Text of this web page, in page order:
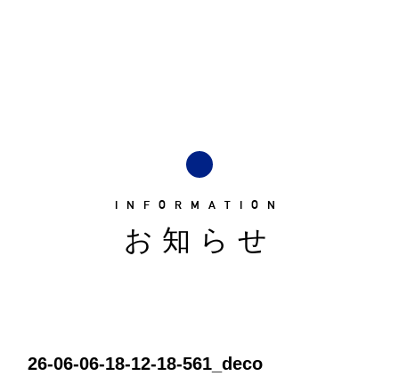
INFORMATION
お知らせ
26-06-06-18-12-18-561_deco